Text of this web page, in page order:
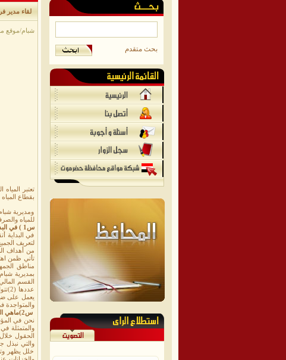
لقاء مدير
شبام/موقع
تعتبر
بقطاع
ومديرية
للمياه
س1 ) في البداية حدثنا عن أهداف المؤسسة ومكوناتها ؟
في البداية
لتعريف
من أهداف
تأتي ظمن
مناطق
القسم
والمتواجدة
س2)ماهي الخدمات التي تقدمها المؤسسه للمواطن بالمديرية ؟
نحن في
خلل يظهر
بحث متقدم